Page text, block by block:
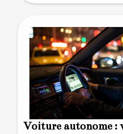
Voiture autonome :